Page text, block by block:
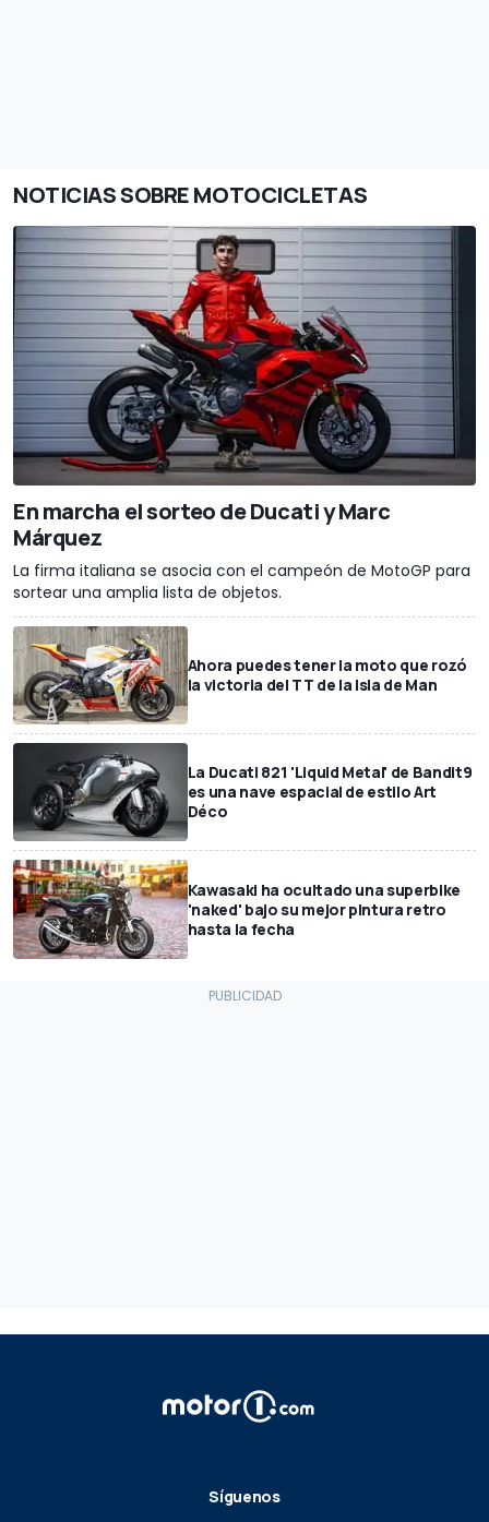
NOTICIAS SOBRE MOTOCICLETAS
En marcha el sorteo de Ducati y Marc
Márquez
La firma italiana se asocia con el campeón de MotoGP para
sortear una amplia lista de objetos.
Ahora puedes tener la moto que rozó
la victoria del TT de la Isla de Man
La Ducati 821 'Liquid Metal' de Bandit9
es una nave espacial de estilo Art
Déco
Kawasaki ha ocultado una superbike
'naked' bajo su mejor pintura retro
hasta la fecha
Síguenos